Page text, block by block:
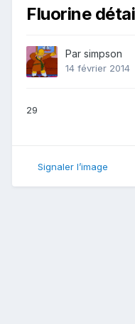
Fluorine
Par simpson
14 février 2014
29
Signaler l’image